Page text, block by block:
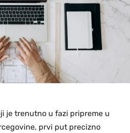
je trenutno u fazi pripreme u
prvi put precizno